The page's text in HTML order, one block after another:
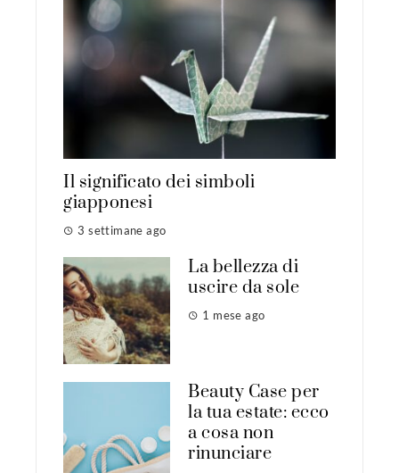
Il significato dei simboli
giapponesi
3 settimane ago
La bellezza di
uscire da sole
1 mese ago
Beauty Case per
la tua estate: ecco
a cosa non
rinunciare